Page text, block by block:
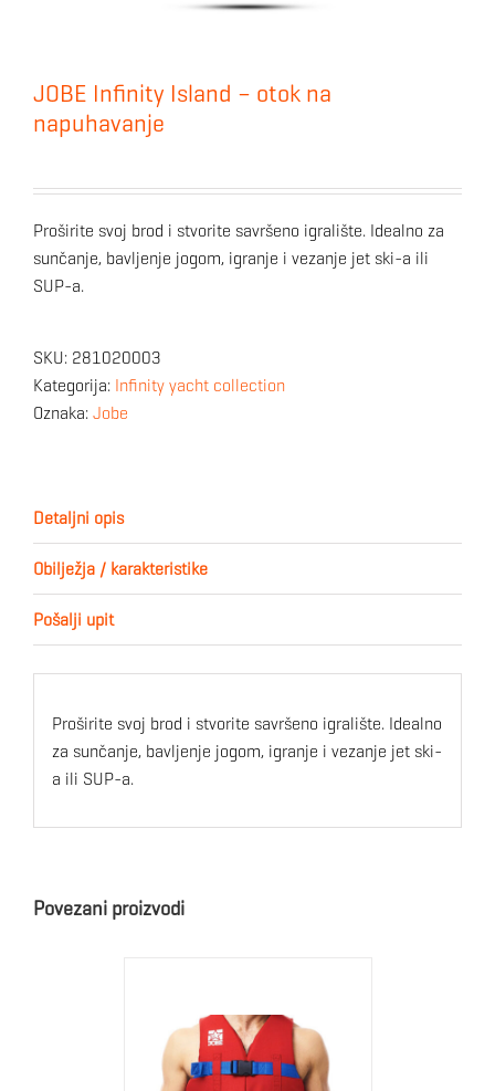
JOBE Infinity Island – otok na
napuhavanje
Proširite svoj brod i stvorite savršeno igralište. Idealno za
sunčanje, bavljenje jogom, igranje i vezanje jet ski-a ili
SUP-a.
SKU: 281020003
Kategorija: Infinity yacht collection
Oznaka: Jobe
Detaljni opis
Obilježja / karakteristike
Pošalji upit
Proširite svoj brod i stvorite savršeno igralište. Idealno
za sunčanje, bavljenje jogom, igranje i vezanje jet ski-
a ili SUP-a.
Povezani proizvodi